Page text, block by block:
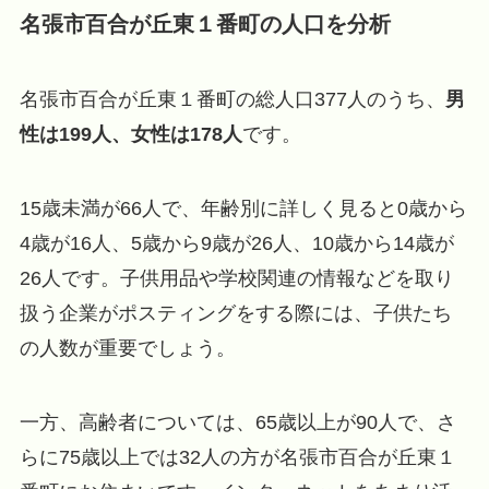
名張市百合が丘東１番町の人口を分析
名張市百合が丘東１番町の総人口377人のうち、 男
性は199人、女性は178人です。
15歳未満が66人で、年齢別に詳しく見ると0歳から
4歳が16人、5歳から9歳が26人、10歳から14歳が
26人です。子供用品や学校関連の情報などを取り
扱う企業がポスティングをする際には、子供たち
の人数が重要でしょう。
一方、高齢者については、65歳以上が90人で、さ
らに75歳以上では32人の方が名張市百合が丘東１